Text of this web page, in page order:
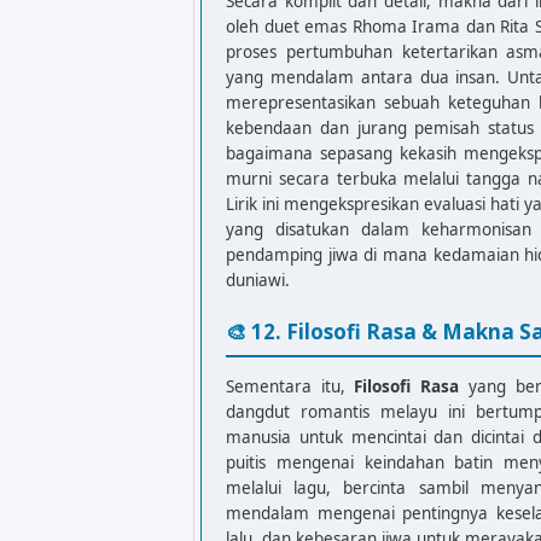
Bercinta sambil menyanyi duhai
[Interlude Senandung]
C  F  G  C
C  F  G  C
C                 F
La-la-la la-la-la-la-la la-la-la-
C                 F
La-la-la la-la-la-la-la la-la-la-
[Duet]: La-la-la la-la-la-la-la
[Outro]
F  G  C
oleh duet emas Rhoma Irama dan
proses pertumbuhan ketertarikan
yang mendalam antara dua insan.
merepresentasikan sebuah
kebendaan dan jurang pemisah
bagaimana sepasang kekasih
murni secara terbuka melalui tangga
Lirik ini mengekspresikan evaluasi hati
yang disatukan dalam
pendamping jiwa di mana kedamaian
duniawi.
🎨 12. Filosofi Rasa & Makna
Sementara itu, Filosofi Rasa yang
dangdut romantis melayu ini
manusia untuk mencintai dan dicintai
puitis mengenai keindahan batin
melalui lagu, bercinta sambil
mendalam mengenai pentingnya